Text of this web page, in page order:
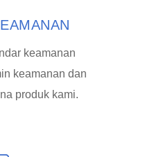
keamanan
keamanan dan
produk kami.